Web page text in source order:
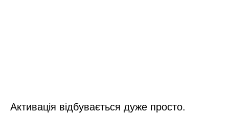
Активація відбувається дуже просто.